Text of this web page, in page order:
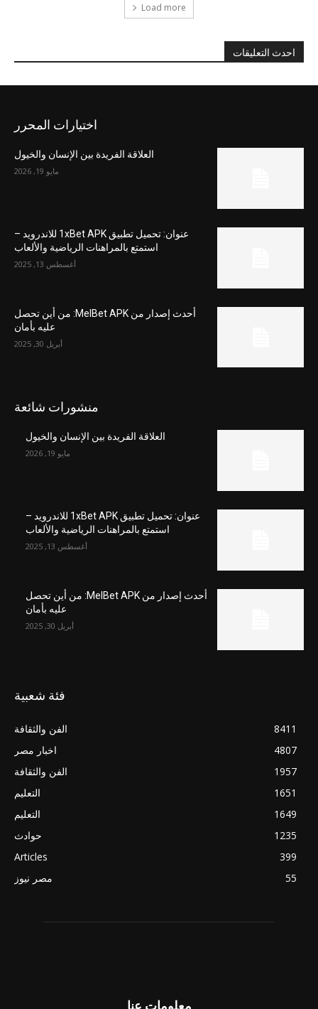
Load more
احدث التعليقات
اختيارات المحرر
العلاقة الفريدة بين الإنسان والخيول
مايو 19, 2026
عنوان: تحميل تطبيق 1xBet APK للاندرويد –
استمتع بالمراهنات الرياضية والألعاب
أغسطس 13, 2025
أحدث إصدار من MelBet APK: من أين تحصل
عليه بأمان
أبريل 30, 2025
منشورات شائعة
العلاقة الفريدة بين الإنسان والخيول
مايو 19, 2026
عنوان: تحميل تطبيق 1xBet APK للاندرويد –
استمتع بالمراهنات الرياضية والألعاب
أغسطس 13, 2025
أحدث إصدار من MelBet APK: من أين تحصل
عليه بأمان
أبريل 30, 2025
فئة شعبية
الفن والثقافة
8411
اخبار مصر
4807
الفن والثقافة
1957
التعليم
1651
التعليم
1649
حوادث
1235
Articles
399
مصر نيوز
55
معلومات عنا